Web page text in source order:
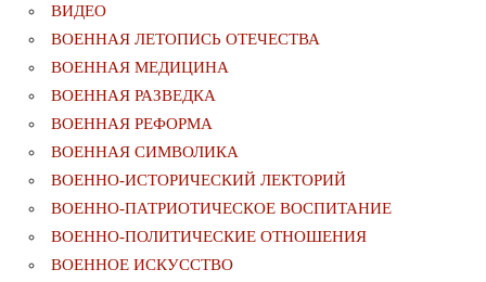
ВИДЕО
ВОЕННАЯ ЛЕТОПИСЬ ОТЕЧЕСТВА
ВОЕННАЯ МЕДИЦИНА
ВОЕННАЯ РАЗВЕДКА
ВОЕННАЯ РЕФОРМА
ВОЕННАЯ СИМВОЛИКА
ВОЕННО-ИСТОРИЧЕСКИЙ ЛЕКТОРИЙ
ВОЕННО-ПАТРИОТИЧЕСКОЕ ВОСПИТАНИЕ
ВОЕННО-ПОЛИТИЧЕСКИE ОТНОШЕНИЯ
ВОЕННОЕ ИСКУССТВО